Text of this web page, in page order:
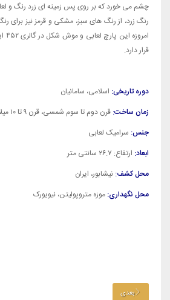
چشم می خورد که بر روی پس زمینه ای زرد رنگ و
رنگ زرد، از رنگ های سبز، مشکی و قرمز نیز برای
قرار دارد.
دوره تاریخی: اسلامی، سامانیان
زمان ساخت: قرن دوم تا سوم شمسی، قرن ۹ تا ۱۰ میلادی
جنس: سرامیک لعابی
ابعاد: ارتفاع: ۲۶.۷ سانتی متر
محل کشف: نیشابور، ایران
محل نگهداری: موزه متروپولیتن، نیویورک
بعدی